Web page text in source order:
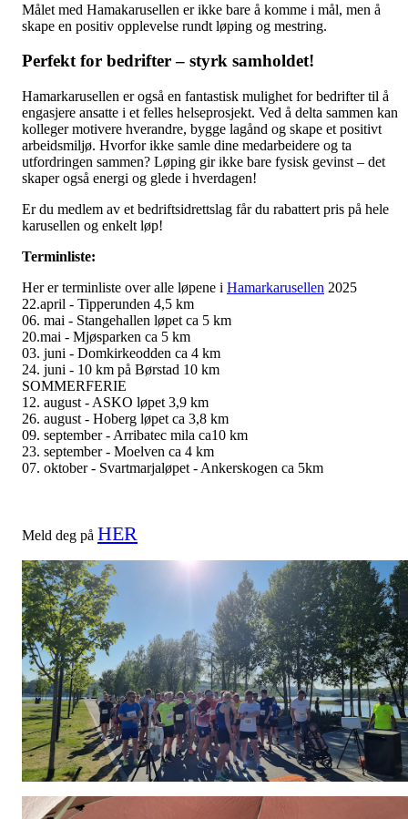
Målet med Hamakarusellen er ikke bare å komme i mål, men å
skape en positiv opplevelse rundt løping og mestring.
Perfekt for bedrifter – styrk samholdet!
Hamarkarusellen er også en fantastisk mulighet for bedrifter til å
engasjere ansatte i et felles helseprosjekt. Ved å delta sammen kan
kolleger motivere hverandre, bygge lagånd og skape et positivt
arbeidsmiljø. Hvorfor ikke samle dine medarbeidere og ta
utfordringen sammen? Løping gir ikke bare fysisk gevinst – det
skaper også energi og glede i hverdagen!
Er du medlem av et bedriftsidrettslag får du rabattert pris på hele
karusellen og enkelt løp!
Terminliste:
Her er terminliste over alle løpene i Hamarkarusellen 2025
22.april - Tipperunden 4,5 km
06. mai - Stangehallen løpet ca 5 km
20.mai - Mjøsparken ca 5 km
03. juni - Domkirkeodden ca 4 km
24. juni - 10 km på Børstad 10 km
SOMMERFERIE
12. august - ASKO løpet 3,9 km
26. august - Hoberg løpet ca 3,8 km
09. september - Arribatec mila ca10 km
23. september - Moelven ca 4 km
07. oktober - Svartmarjaløpet - Ankerskogen ca 5km
Meld deg på HER